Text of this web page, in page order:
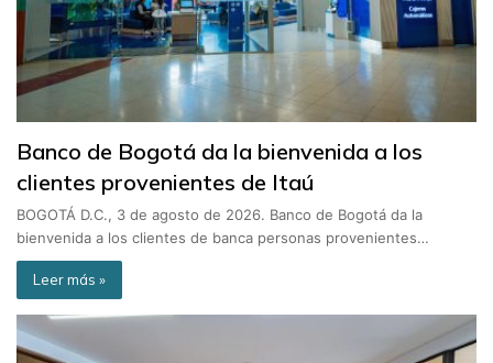
Banco de Bogotá da la bienvenida a los
clientes provenientes de Itaú
BOGOTÁ D.C., 3 de agosto de 2026. Banco de Bogotá da la
bienvenida a los clientes de banca personas provenientes…
Leer más »